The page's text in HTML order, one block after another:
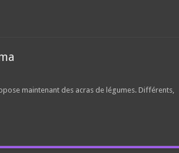
maintenant des acras de légumes. Différents,